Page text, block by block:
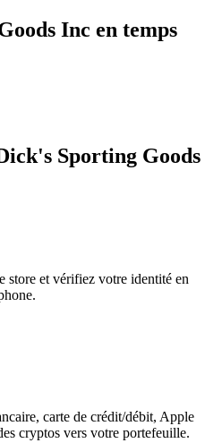
Inc en temps
Sporting Goods
store et vérifiez votre identité en
carte de crédit/débit, Apple
cryptos vers votre portefeuille.